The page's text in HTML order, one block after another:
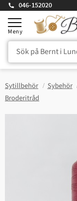
Meny
046-152020
Sytillbehör Sybehör
Broderitråd